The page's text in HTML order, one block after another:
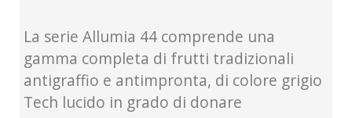
La serie Allumia 44 comprende una
gamma completa di frutti tradizionali
antigraffio e antimpronta, di colore grigio
Tech lucido in grado di donare